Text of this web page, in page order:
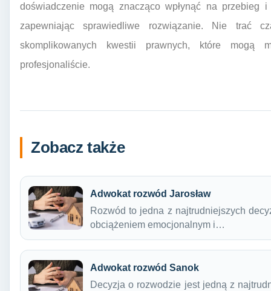
doświadczenie mogą znacząco wpłynąć na przebieg
zapewniając sprawiedliwe rozwiązanie. Nie trać
skomplikowanych kwestii prawnych, które mogą
profesjonaliście.
Zobacz także
Adwokat rozwód Jarosław
Rozwód to jedna z najtrudniejszych
obciążeniem emocjonalnym i…
Adwokat rozwód Sanok
Decyzja o rozwodzie jest jedną z